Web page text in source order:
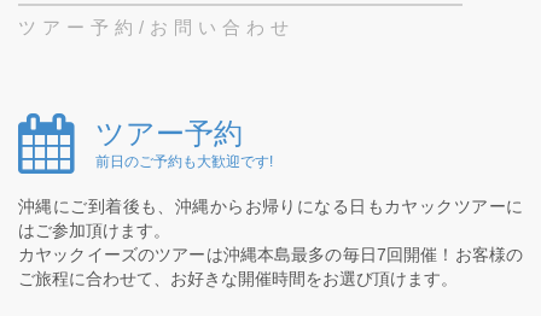
ツアー予約/お問い合わせ
ツアー予約
前日のご予約も大歓迎です!
沖縄にご到着後も、沖縄からお帰りになる日もカヤックツアーに
はご参加頂けます。
カヤックイーズのツアーは沖縄本島最多の毎日7回開催！お客様の
ご旅程に合わせて、お好きな開催時間をお選び頂けます。